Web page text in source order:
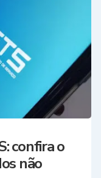
confira o
não